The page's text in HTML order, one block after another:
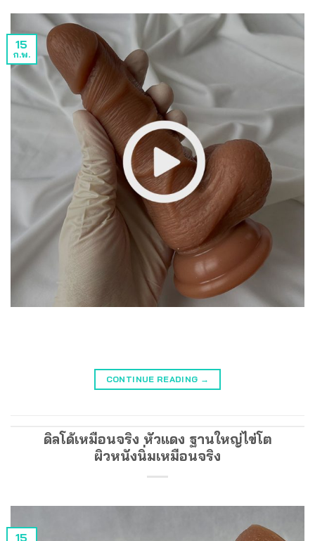
15
ก.พ.
CONTINUE READING →
ดิลโด้เหมือนจริง หัวแดง ฐานใหญ่ไข่โต
ผิวหนังนิ่มเหมือนจริง
15